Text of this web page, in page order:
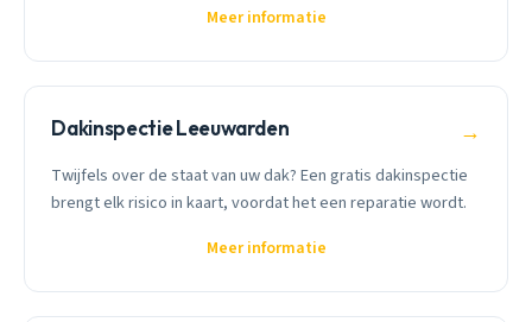
Meer informatie
Dakinspectie Leeuwarden →
Twijfels over de staat van uw dak? Een gratis dakinspectie
brengt elk risico in kaart, voordat het een reparatie wordt.
Meer informatie